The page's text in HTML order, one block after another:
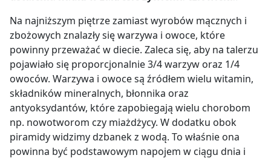
Na najniższym piętrze zamiast wyrobów mącznych i
zbożowych znalazły się warzywa i owoce, które
powinny przeważać w diecie. Zaleca się, aby na talerzu
pojawiało się proporcjonalnie 3/4 warzyw oraz 1/4
owoców. Warzywa i owoce są źródłem wielu witamin,
składników mineralnych, błonnika oraz
antyoksydantów, które zapobiegają wielu chorobom
np. nowotworom czy miażdżycy. W dodatku obok
piramidy widzimy dzbanek z wodą. To właśnie ona
powinna być podstawowym napojem w ciągu dnia i